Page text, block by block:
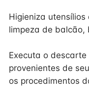
Higieniza utensílios
limpeza de balcão,
Executa o
provenientes de
os procedimentos